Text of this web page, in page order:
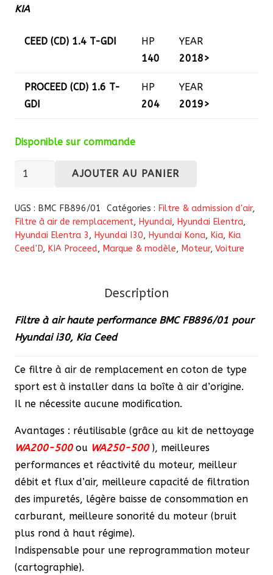
KIA
CEED (CD) 1.4 T-GDI
HP
140
YEAR
2018>
PROCEED (CD) 1.6 T-
GDI
HP
204
YEAR
2019>
Disponible sur commande
quantité
Filtre
à
air
haute
pour
Hyundai
Kia
Ceed
AJOUTER AU PANIER
UGS : BMC FB896/01 Catégories : Filtre & admission d'air,
Filtre à air de remplacement, Hyundai, Hyundai Elentra,
Hyundai Elentra 3, Hyundai I30, Hyundai Kona, Kia, Kia
Ceed'D, KIA Proceed, Marque & modèle, Moteur, Voiture
Description
Filtre à air haute performance BMC FB896/01 pour
Hyundai i30, Kia Ceed
Ce filtre à air de remplacement en coton de type
sport est à installer dans la boîte à air d’origine.
Il ne nécessite aucune modification.
Avantages : réutilisable (grâce au kit de nettoyage
WA200-500ou WA250-500), meilleures
performances et réactivité du moteur, meilleur
débit et flux d’air, meilleure capacité de filtration
des impuretés, légère baisse de consommation en
carburant, meilleure sonorité du moteur (bruit
plus rond à haut régime).
Indispensable pour une reprogrammation moteur
(cartographie).